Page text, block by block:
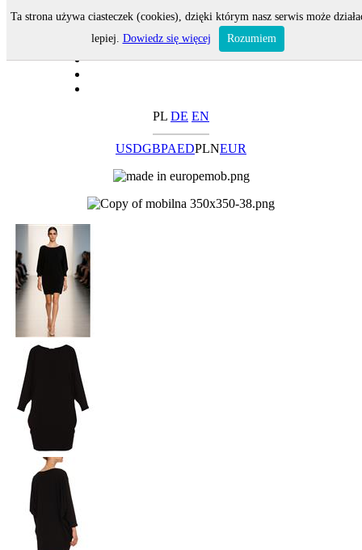
PL DE EN
USDGBPAEDPLNEUR
Ta strona używa ciasteczek (cookies), dzięki którym nasz serwis może
lepiej. Dowiedz się więcej Rozumiem